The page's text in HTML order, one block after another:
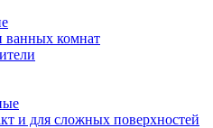
ванных комнат
и для сложных поверхностей